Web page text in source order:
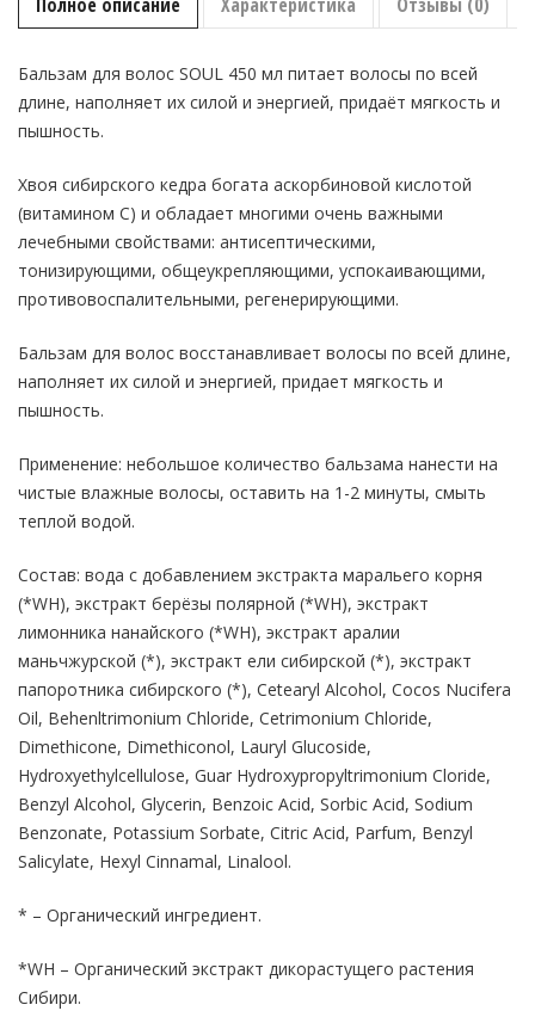
для
450 мл
Бальзам для волос SOUL 450 мл питает волосы по всей
длине, наполняет их силой и энергией, придаёт мягкость и
пышность.
Хвоя сибирского кедра богата аскорбиновой кислотой
(витамином С) и обладает многими очень важными
лечебными свойствами: антисептическими,
тонизирующими, общеукрепляющими, успокаивающими,
противовоспалительными, регенерирующими.
Бальзам для волос восстанавливает волосы по всей длине,
наполняет их силой и энергией, придает мягкость и
пышность.
Применение: небольшое количество бальзама нанести на
чистые влажные волосы, оставить на 1-2 минуты, смыть
теплой водой.
Состав: вода с добавлением экстракта маральего корня
(*WH), экстракт берёзы полярной (*WH), экстракт
лимонника нанайского (*WH), экстракт аралии
маньчжурской (*), экстракт ели сибирской (*), экстракт
папоротника сибирского (*), Cetearyl Alcohol, Cocos Nucifera
Oil, Behenltrimonium Chloride, Cetrimonium Chloride,
Dimethicone, Dimethiconol, Lauryl Glucoside,
Hydroxyethylcellulose, Guar Hydroxypropyltrimonium Cloride,
Benzyl Alcohol, Glycerin, Benzoic Acid, Sorbic Acid, Sodium
Benzonate, Potassium Sorbate, Citric Acid, Parfum, Benzyl
Salicylate, Hexyl Cinnamal, Linalool.
* – Органический ингредиент.
*WH – Органический экстракт дикорастущего растения
Сибири.